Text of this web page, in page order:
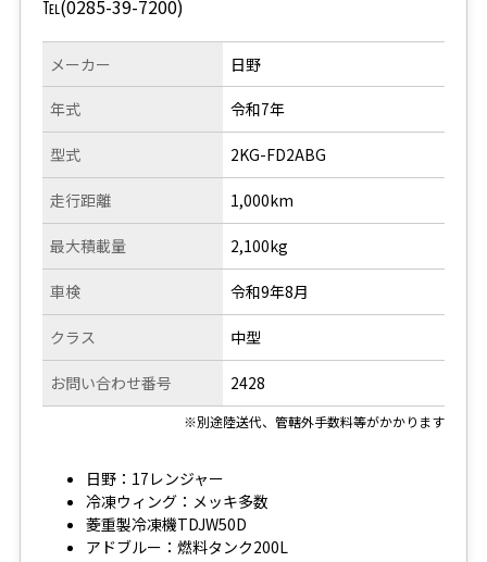
℡(0285-39-7200)
メーカー
年式
型式
走行距離
日野
令和7年
2KG-FD2ABG
1,000km
最大積載量
車検
クラス
お問い合わせ番号
2,100kg
令和9年8月
中型
2428
※別途陸送代、管轄外手数料等がかかります
日野：17レンジャー
冷凍ウィング：メッキ多数
菱重製冷凍機TDJW50D
アドブルー：燃料タンク200L